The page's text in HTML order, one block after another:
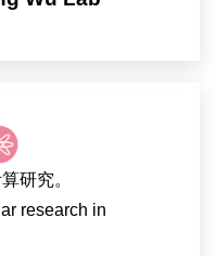
進核心設施，提供完
相關研究，主要以地
）及可能包
物在熱逆境及全球暖
應，以及高海拔作物
制。主要工作內容包
研究。
research in